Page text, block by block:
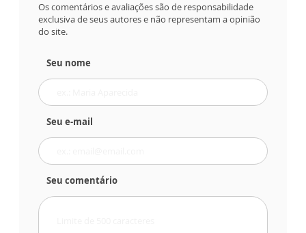
Os comentários e avaliações são de responsabilidade
exclusiva de seus autores e não representam a opinião
do site.
Seu nome
Seu e-mail
Seu comentário